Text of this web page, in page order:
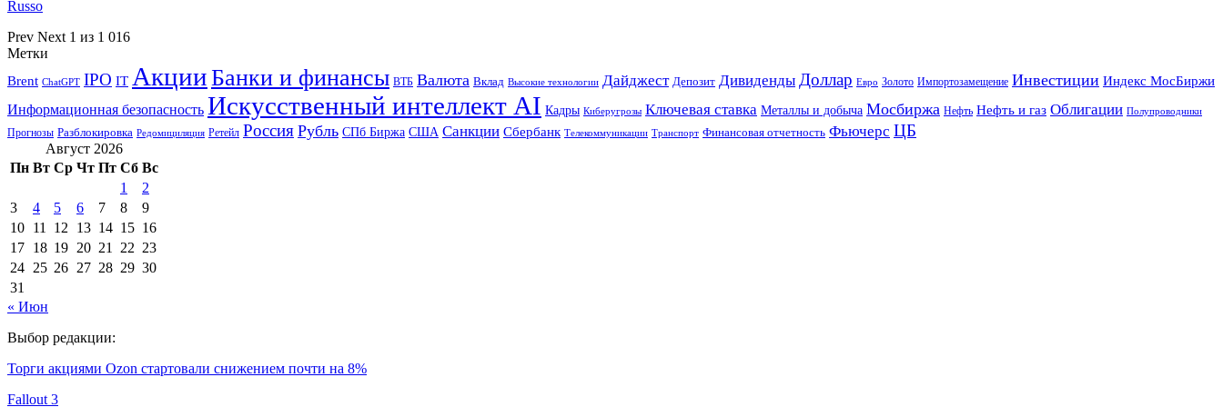
Russo
Prev Next 1 из 1 016
Метки
Brent ChatGPT IPO IT АкцииБанки и финансы ВТБ Валюта Вклад Высокие технологии Дайджест Депозит Дивиденды Доллар Евро Золото Импортозамещение Инвестиции Индекс МосБиржи
Информационная безопасность Искусственный интеллект AI Кадры Киберугрозы Ключевая ставка Металлы и добыча Мосбиржа Нефть Нефть и газ Облигации Полупроводники
Прогнозы Разблокировка Редомициляция Ретейл Россия Рубль СПб Биржа США Санкции Сбербанк Телекоммуникации Транспорт Финансовая отчетность Фьючерс ЦБ
Август 2026
Пн Вт Ср Чт Пт Сб Вс
1
2
3
4 5 6 7 8
9
10 11 12 13 14 15 16
17 18 19 20 21 22 23
24 25 26 27 28 29 30
31
« Июн
Выбор редакции:
Торги акциями Ozon стартовали снижением почти на 8%
Fallout 3